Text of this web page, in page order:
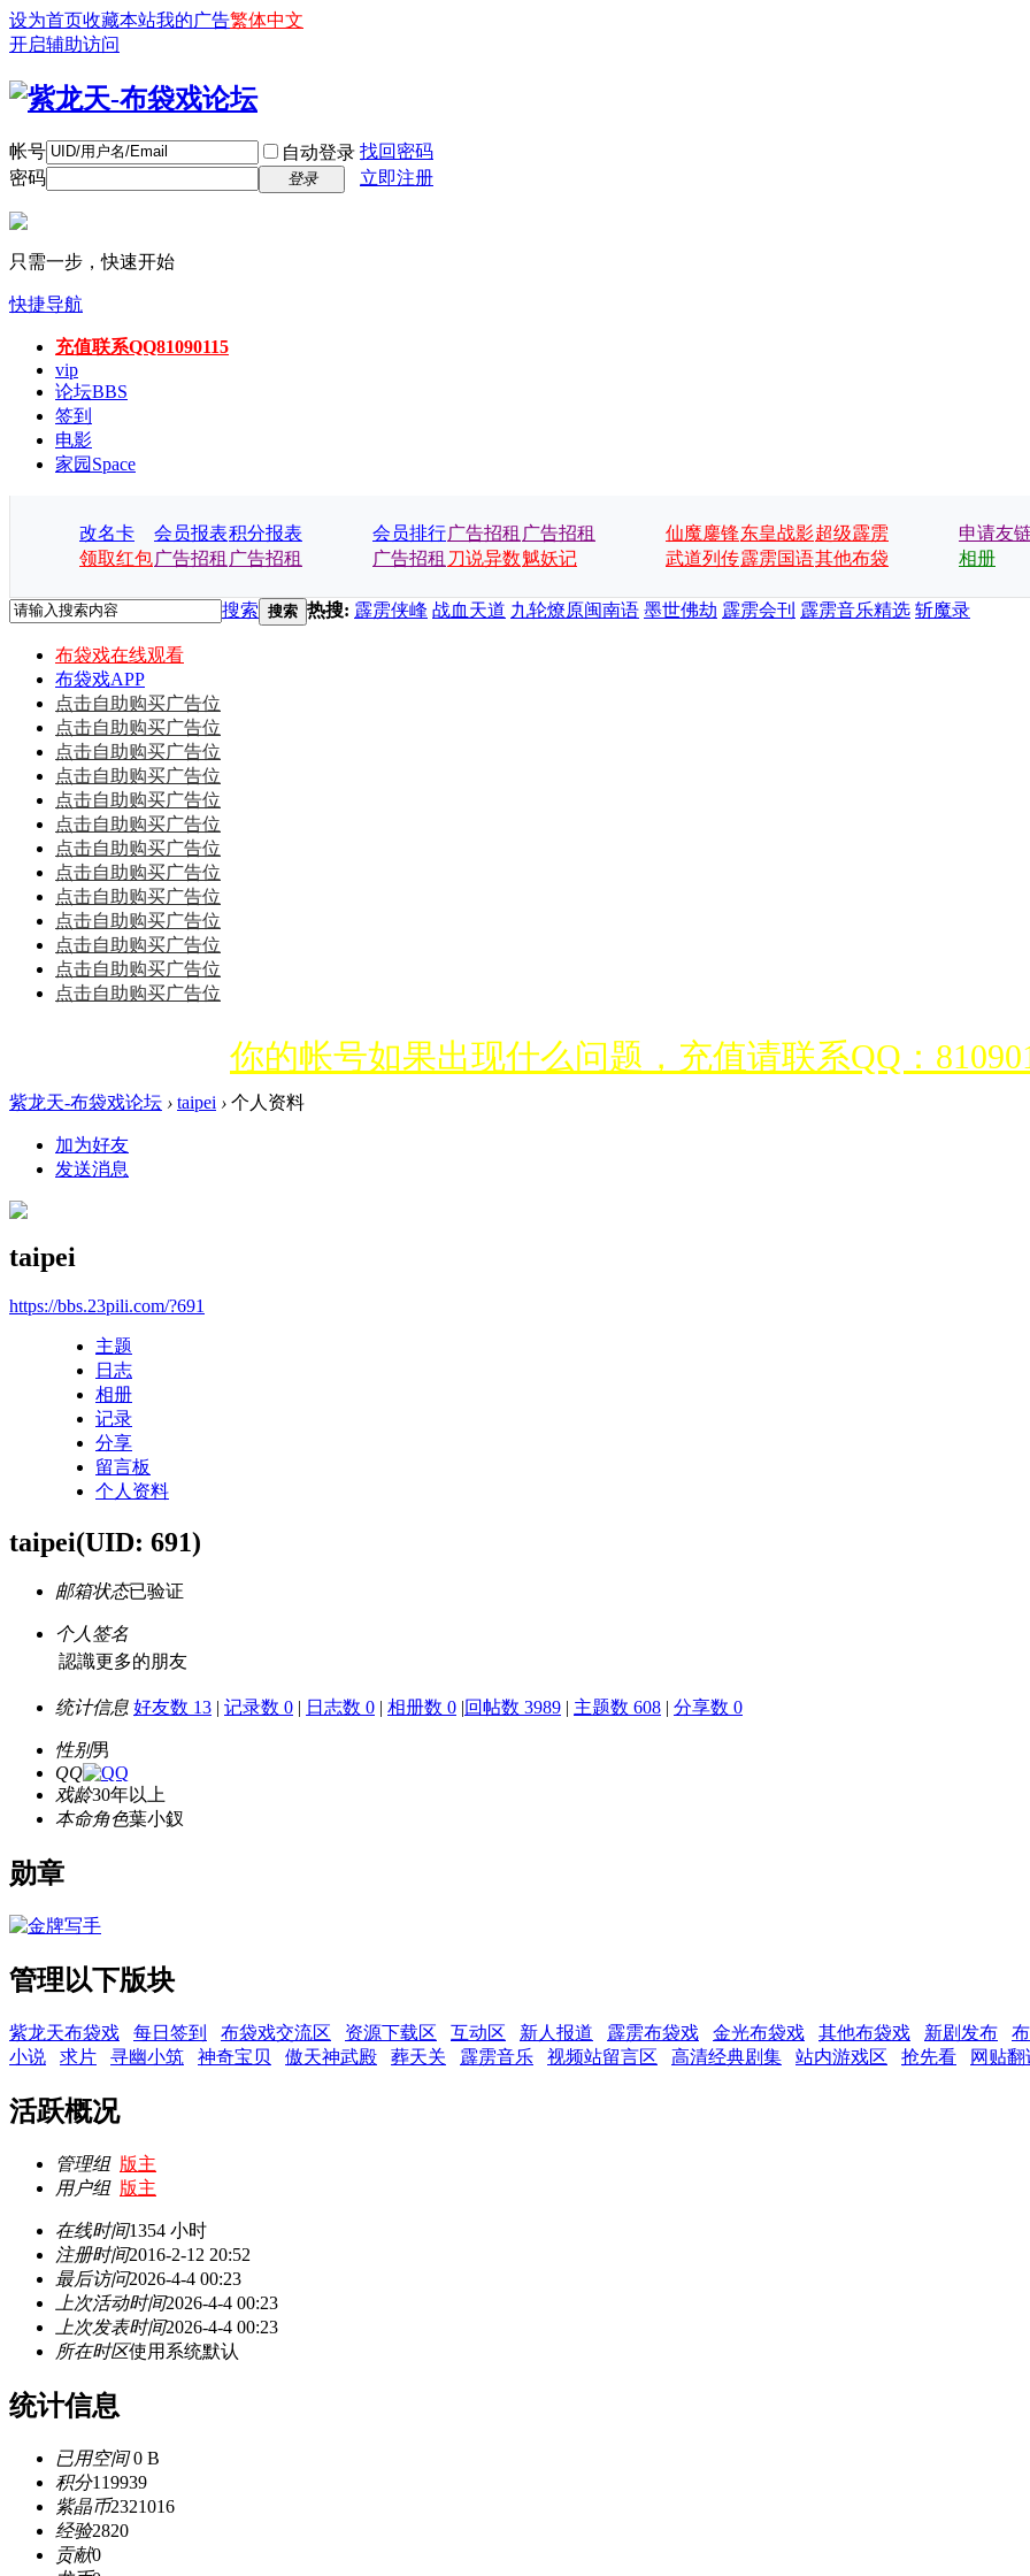
设为首页收藏本站我的广告繁体中文
开启辅助访问
帐号 自动登录 找回密码
密码
登录 立即注册
只需一步，快速开始
快捷导航
充值联系QQ81090115
vip
论坛BBS
签到
电影
家园 Space
改名卡 会员报表积分报表
领取红包广告招租 广告招租
会员排行广告招租 广告招租
广告招租 刀说异数魆妖记
仙魔鏖锋东皇战影超级霹雳
会
武道列传霹雳国语其他布袋
申请友
相册
搜索 搜索 热搜: 霹雳侠峰 战血天道 九轮燎原闽南语 墨世佛劫 霹雳会刊 霹雳音乐精选 斩魔录
布袋戏在线观看
布袋戏APP
点击自助购买广告位
点击自助购买广告位
点击自助购买广告位
点击自助购买广告位
点击自助购买广告位
点击自助购买广告位
点击自助购买广告位
点击自助购买广告位
点击自助购买广告位
点击自助购买广告位
点击自助购买广告位
点击自助购买广告位
点击自助购买广告位
你的帐号如果出现什么问题，充值请联系QQ：
紫龙天-布袋戏论坛 › taipei › 个人资料
加为好友
发送消息
taipei
https://bbs.23pili.com/?691
主题
日志
相册
记录
分享
留言板
个人资料
taipei(UID: 691)
邮箱状态已验证
个人签名
認識更多的朋友
统计信息 好友数 13 | 记录数 0 | 日志数 0 | 相册数 0 |回帖数 3989 | 主题数 608 | 分享数 0
性别男
QQ
戏龄30年以上
本命角色葉小釵
勋章
管理以下版块
紫龙天布袋戏 每日签到 布袋戏交流区 资源下载区 互动区 新人报道 霹雳布袋戏 金光布袋戏 其他布袋戏 新剧发布
小说
求片 寻幽小筑 神奇宝贝 傲天神武殿 葬天关 霹雳音乐 视频站留言区 高清经典剧集 站内游戏区 抢先看 网贴翻
活跃概况
管理组 版主
用户组 版主
在线时间1354 小时
注册时间2016-2-12 20:52
最后访问2026-4-4 00:23
上次活动时间2026-4-4 00:23
上次发表时间2026-4-4 00:23
所在时区使用系统默认
统计信息
已用空间0 B
积分119939
紫晶币2321016
经验2820
贡献0